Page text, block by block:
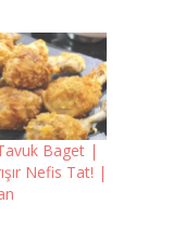
Baget |
Nefis Tat! |